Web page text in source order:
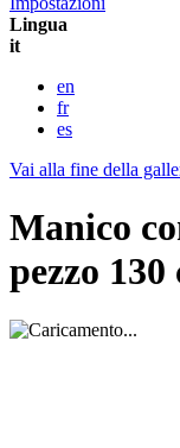
Lingua
it
en
fr
es
Vai alla fine della
Manico
pezzo 130